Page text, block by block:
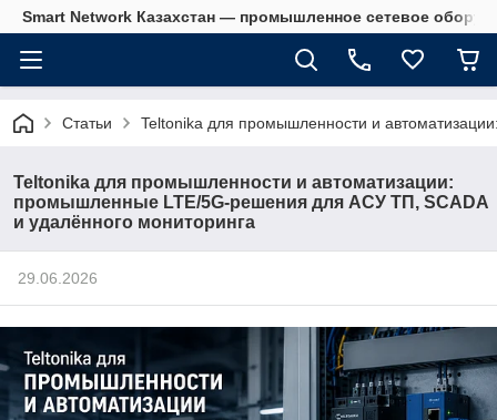
Smart Network Казахстан — промышленное сетевое
Статьи Teltonika для промышленности и
Teltonika для промышленности и автоматизации:
промышленные LTE/5G-решения для АСУ ТП, SCADA
и удалённого мониторинга
29.06.2026